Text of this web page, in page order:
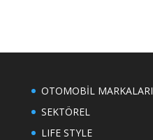
OTOMOBİL MARKALARI
SEKTÖREL
LIFE STYLE